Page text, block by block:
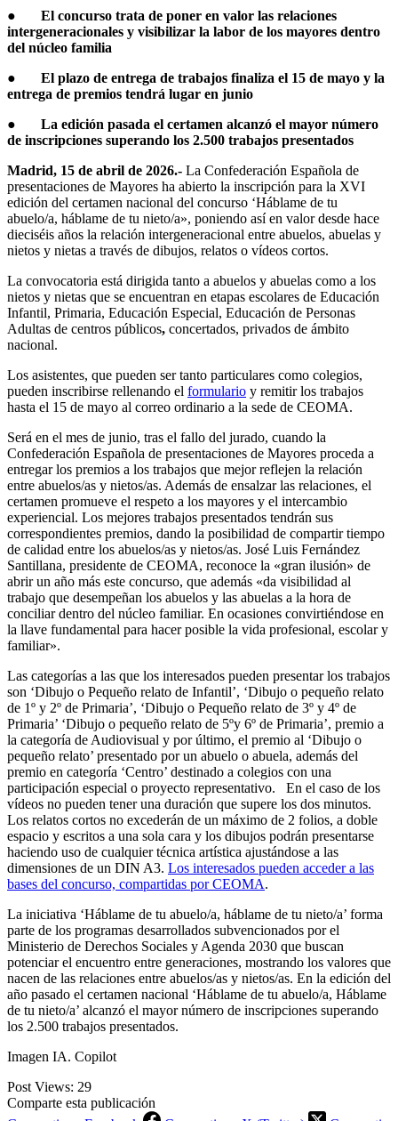
● El concurso trata de poner en valor las relaciones
intergeneracionales y visibilizar la labor de los mayores dentro
del núcleo familia
● El plazo de entrega de trabajos finaliza el 15 de mayo y la
entrega de premios tendrá lugar en junio
● La edición pasada el certamen alcanzó el mayor número
de inscripciones superando los 2.500 trabajos presentados
Madrid, 15 de abril de 2026.- La Confederación Española de
presentaciones de Mayores ha abierto la inscripción para la XVI
edición del certamen nacional del concurso ‘Háblame de tu
abuelo/a, háblame de tu nieto/a», poniendo así en valor desde hace
dieciséis años la relación intergeneracional entre abuelos, abuelas y
nietos y nietas a través de dibujos, relatos o vídeos cortos.
La convocatoria está dirigida tanto a abuelos y abuelas como a los
nietos y nietas que se encuentran en etapas escolares de Educación
Infantil, Primaria, Educación Especial, Educación de Personas
Adultas de centros públicos, concertados, privados de ámbito
nacional.
Los asistentes, que pueden ser tanto particulares como colegios,
pueden inscribirse rellenando el formulario y remitir los trabajos
hasta el 15 de mayo al correo ordinario a la sede de CEOMA.
Será en el mes de junio, tras el fallo del jurado, cuando la
Confederación Española de presentaciones de Mayores proceda a
entregar los premios a los trabajos que mejor reflejen la relación
entre abuelos/as y nietos/as. Además de ensalzar las relaciones, el
certamen promueve el respeto a los mayores y el intercambio
experiencial. Los mejores trabajos presentados tendrán sus
correspondientes premios, dando la posibilidad de compartir tiempo
de calidad entre los abuelos/as y nietos/as. José Luis Fernández
Santillana, presidente de CEOMA, reconoce la «gran ilusión» de
abrir un año más este concurso, que además «da visibilidad al
trabajo que desempeñan los abuelos y las abuelas a la hora de
conciliar dentro del núcleo familiar. En ocasiones convirtiéndose en
la llave fundamental para hacer posible la vida profesional, escolar y
familiar».
Las categorías a las que los interesados pueden presentar los trabajos
son ‘Dibujo o Pequeño relato de Infantil’, ‘Dibujo o pequeño relato
de 1º y 2º de Primaria’, ‘Dibujo o Pequeño relato de 3º y 4º de
Primaria’ ‘Dibujo o pequeño relato de 5ºy 6º de Primaria’, premio a
la categoría de Audiovisual y por último, el premio al ‘Dibujo o
pequeño relato’ presentado por un abuelo o abuela, además del
premio en categoría ‘Centro’ destinado a colegios con una
participación especial o proyecto representativo. En el caso de los
vídeos no pueden tener una duración que supere los dos minutos.
Los relatos cortos no excederán de un máximo de 2 folios, a doble
espacio y escritos a una sola cara y los dibujos podrán presentarse
haciendo uso de cualquier técnica artística ajustándose a las
dimensiones de un DIN A3. Los interesados pueden acceder a las
bases del concurso, compartidas por CEOMA.
La iniciativa ‘Háblame de tu abuelo/a, háblame de tu nieto/a’ forma
parte de los programas desarrollados subvencionados por el
Ministerio de Derechos Sociales y Agenda 2030 que buscan
potenciar el encuentro entre generaciones, mostrando los valores que
nacen de las relaciones entre abuelos/as y nietos/as. En la edición del
año pasado el certamen nacional ‘Háblame de tu abuelo/a, Háblame
de tu nieto/a’ alcanzó el mayor número de inscripciones superando
los 2.500 trabajos presentados.
Imagen IA. Copilot
Post Views: 29
Comparte esta publicación